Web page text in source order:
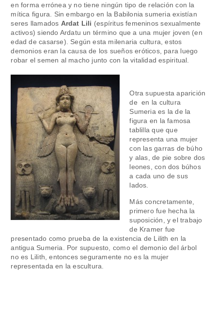
en forma errónea y no tiene ningún tipo de relación con la
mítica figura. Sin embargo en la Babilonia sumeria existían
seres llamados Ardat Lili (espíritus femeninos sexualmente
activos) siendo Ardatu un término que a una mujer joven (en
edad de casarse). Según esta milenaria cultura, estos
demonios eran la causa de los sueños eróticos, para luego
robar el semen al macho junto con la vitalidad espiritual.
Otra supuesta aparición
de en la cultura
Sumeria es la de la
figura en la famosa
tablilla que que
representa una mujer
con las garras de búho
y alas, de pie sobre dos
leones, con dos búhos
a cada uno de sus
lados.
Más concretamente,
primero fue hecha la
suposición, y el trabajo
de Kramer fue
presentado como prueba de la existencia de Lilith en la
antigua Sumeria. Por supuesto, como el demonio del árbol
no es Lilith, entonces seguramente no es la mujer
representada en la escultura.